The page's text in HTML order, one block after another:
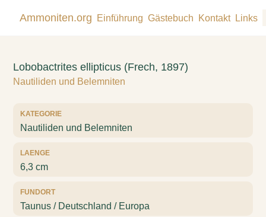
Ammoniten.org Einführung Gästebuch Kontakt Links
Lobobactrites ellipticus (Frech, 1897)
Nautiliden und Belemniten
KATEGORIE
Nautiliden und Belemniten
LAENGE
6,3 cm
FUNDORT
Taunus / Deutschland / Europa